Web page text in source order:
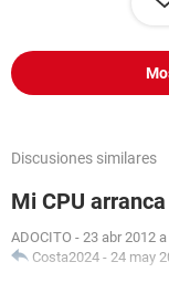
Discusiones similares
Mi CPU
ADOCITO - 23 abr 2012
Costa2024 - 24 may